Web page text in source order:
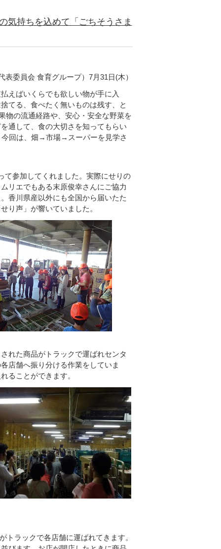
持ちを込めて「ごちそうさま
表委員会 食育グループ）7月31日(木）
ばいくらでも欲しい物が手に入
てる、食べたく無いものは残す、と
物の流通経路や、安心・安全な野菜を
通して、食の大切さを知ってもらい
今回は、畑→市場→スーパーを見学さ
参加してくれました。実際にせりの
リエでもある末原俊幸さんにご協力
香川県産以外にも全国から届いたた
り声」が響いていました。
た商品がトラックで運ばれセンタ
店舗へ振り分ける作業をしていま
れることができます。
ラックで各店舗に運ばれてきます。